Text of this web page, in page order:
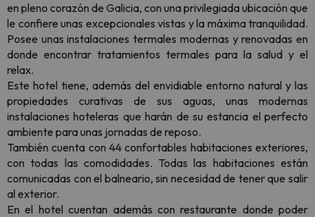
en pleno corazón de Galicia, con una privilegiada ubicación que
le confiere unas excepcionales vistas y la máxima tranquilidad.
Posee unas instalaciones termales modernas y renovadas en
donde encontrar tratamientos termales para la salud y el
relax.
Este hotel tiene, además del envidiable entorno natural y las
propiedades curativas de sus aguas, unas modernas
instalaciones hoteleras que harán de su estancia el perfecto
ambiente para unas jornadas de reposo.
También cuenta con 44 confortables habitaciones exteriores,
con todas las comodidades. Todas las habitaciones están
comunicadas con el balneario, sin necesidad de tener que salir
al exterior.
En el hotel cuentan además con restaurante donde poder